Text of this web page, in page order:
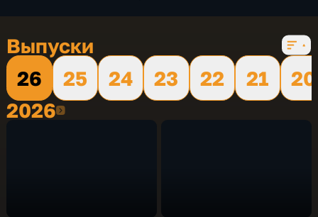
Выпуски
26
25 24 23 22 21
20
20262026